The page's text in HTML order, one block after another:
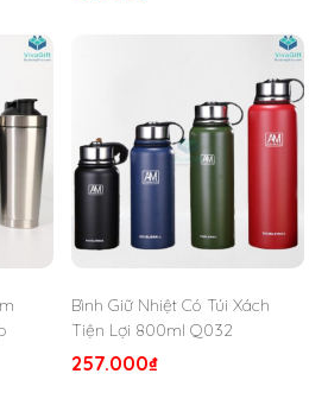
Bình Giữ Nhiệt Có Túi Xách
Tiện Lợi 800ml Q032
257.000₫